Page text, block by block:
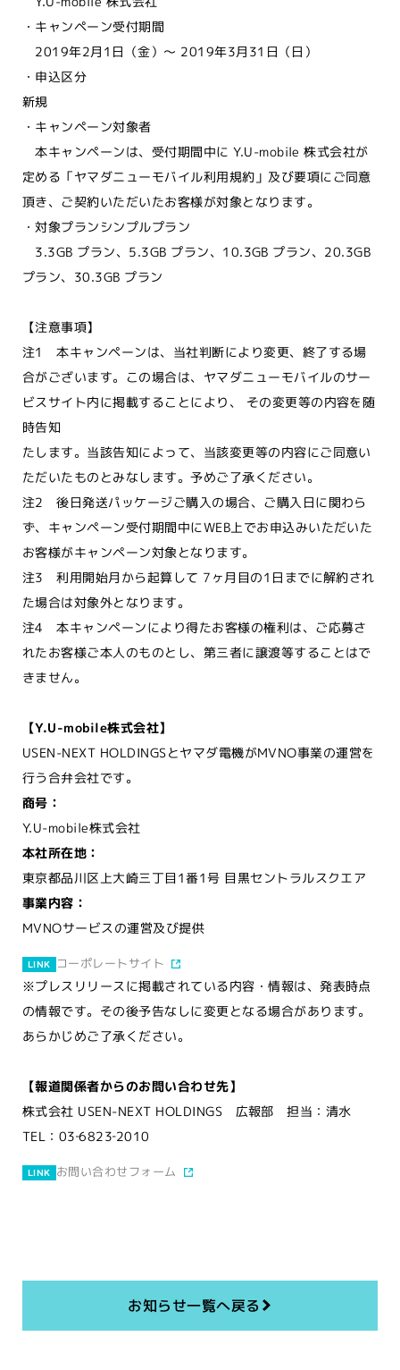
・キャンペーン受付期間
2019年2月1日（金）～ 2019年3月31日（日）
・申込区分
新規
・キャンペーン対象者
本キャンペーンは、受付期間中に Y.U-mobile 株式会社が
定める「ヤマダニューモバイル利用規約」及び要項にご同意
頂き、ご契約いただいたお客様が対象となります。
・対象プランシンプルプラン
3.3GB プラン、5.3GB プラン、10.3GB プラン、20.3GB
プラン、30.3GB プラン
【注意事項】
注1 本キャンペーンは、当社判断により変更、終了する場
合がございます。この場合は、ヤマダニューモバイルのサー
ビスサイト内に掲載することにより、 その変更等の内容を随
時告知
たします。当該告知によって、当該変更等の内容にご同意い
ただいたものとみなします。予めご了承ください。
注2 後日発送パッケージご購入の場合、ご購入日に関わら
ず、キャンペーン受付期間中にWEB上でお申込みいただいた
お客様がキャンペーン対象となります。
注3 利用開始月から起算して 7ヶ月目の1日までに解約され
た場合は対象外となります。
注4 本キャンペーンにより得たお客様の権利は、ご応募さ
れたお客様ご本人のものとし、第三者に譲渡等することはで
きません。
【Y.U-mobile株式会社】
USEN-NEXT HOLDINGSとヤマダ電機がMVNO事業の運営を
行う合弁会社です。
商号：
Y.U-mobile株式会社
本社所在地：
東京都品川区上大崎三丁目1番1号 目黒セントラルスクエア
事業内容：
MVNOサービスの運営及び提供
LINK コーポレートサイト
※プレスリリースに掲載されている内容・情報は、発表時点
の情報です。その後予告なしに変更となる場合があります。
あらかじめご了承ください。
【報道関係者からのお問い合わせ先】
株式会社 USEN-NEXT HOLDINGS 広報部 担当：清水
TEL：03‐6823‐2010
LINK お問い合わせフォーム
お知らせ一覧へ戻る